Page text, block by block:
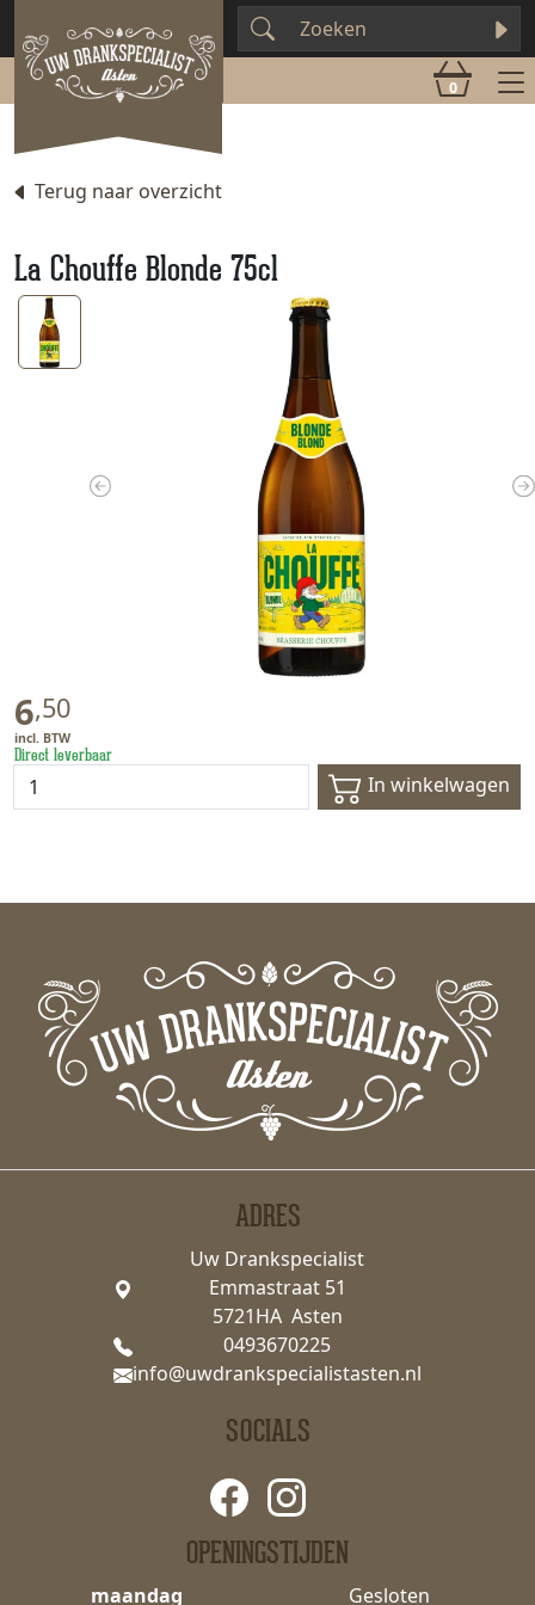
0
Terug naar overzicht
La Chouffe Blonde 75cl
Previous
6,50
Direct leverbaar
In winkelwagen
ADRES
Uw Drankspecialist
Emmastraat 51
5721HA Asten
0493670225
info@uwdrankspecialistasten.nl
OPENINGSTIJDEN
maandag Gesloten
SOCIALS